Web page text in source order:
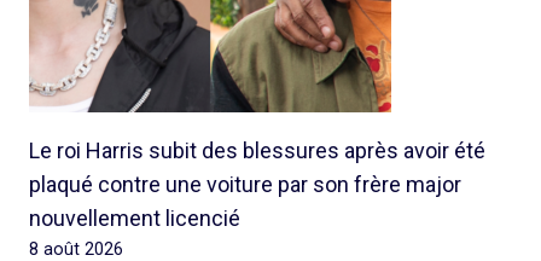
Le roi Harris subit des blessures après avoir été
plaqué contre une voiture par son frère major
nouvellement licencié
8 août 2026